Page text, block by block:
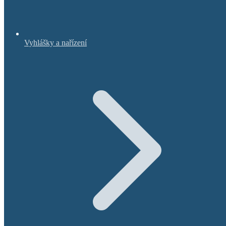
Vyhlášky a nařízení